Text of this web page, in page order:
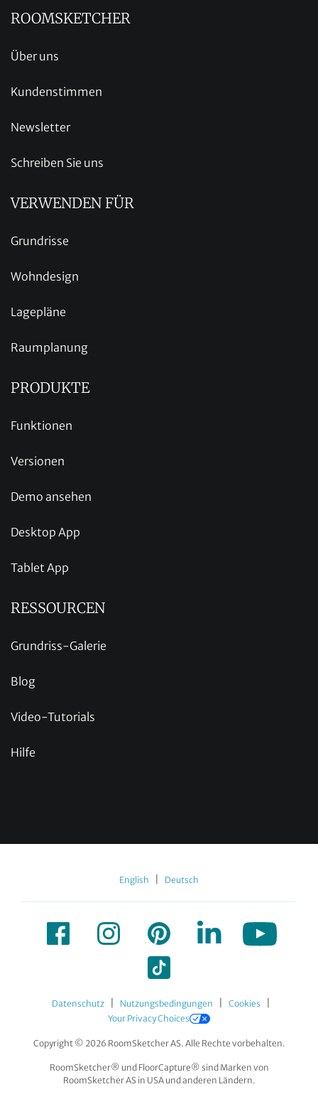
ROOMSKETCHER
Über uns
Kundenstimmen
Newsletter
Schreiben Sie uns
VERWENDEN FÜR
Grundrisse
Wohndesign
Lagepläne
Raumplanung
PRODUKTE
Funktionen
Versionen
Demo ansehen
Desktop App
Tablet App
RESSOURCEN
Grundriss-Galerie
Blog
Video-Tutorials
Hilfe
English Deutsch
Datenschutz Nutzungsbedingungen Cookies
Your Privacy Choices
Copyright © 2026 RoomSketcher AS. Alle Rechte vorbehalten.
RoomSketcher® und FloorCapture® sind Marken von
RoomSketcher AS in USA und anderen Ländern.